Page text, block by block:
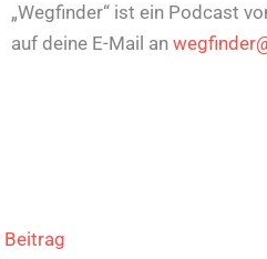
„Wegfinder“ ist ein Podcast
auf deine E-Mail an